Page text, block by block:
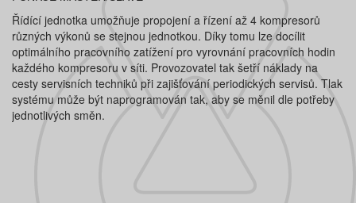
Řídící jednotka umožňuje propojení a řízení až 4 kompresorů
různých výkonů se stejnou jednotkou. Díky tomu lze docílit
optimálního pracovního zatížení pro vyrovnání pracovních hodin
každého kompresoru v síti. Provozovatel tak šetří náklady na
cesty servisních techniků při zajišťování periodických servisů. Tlak
systému může být naprogramován tak, aby se měnil dle potřeby
jednotlivých směn.